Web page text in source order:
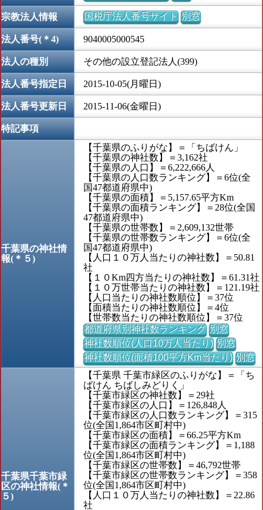
宗教法人情報 国税庁法人番号サイト 別窓
法人番号(＊4) 9040005000545
法人の種別 その他の設立登記法人(399)
法人番号指定日 2015-10-05(月曜日)
法人番号更新日 2015-11-06(金曜日)
特記事項
千葉県の神社情
報(＊５)
【千葉県のふりがな】＝「ちばけん」
【千葉県の神社数】＝3,162社
【千葉県の人口】＝6,222,666人
【千葉県の人口数ランキング】＝6位(全
国47都道府県中)
【千葉県の面積】＝5,157.65平方Km
【千葉県の面積ランキング】＝28位(全国
47都道府県中)
【千葉県の世帯数】＝2,609,132世帯
【千葉県の世帯数ランキング】＝6位(全
国47都道府県中)
【人口１０万人当たりの神社数】＝50.81
社
【１０Km四方当たりの神社数】＝61.31社
【１０万世帯当たりの神社数】＝121.19社
【人口当たりの神社数順位】＝37位
【面積当たりの神社数順位】＝4位
【世帯数当たりの神社数順位】＝37位
都道府県別神社数ランキング 別窓
神社数順位(人口10万人当たり) 別窓
神社数順位(面積100平方Km当たり) 別窓
千葉県千葉市緑
区の神社情報(＊
５)
【千葉県 千葉市緑区のふりがな】＝「ち
ばけん ちばしみどりく」
【千葉市緑区の神社数】＝29社
【千葉市緑区の人口】＝126,848人
【千葉市緑区の人口数ランキング】＝315
位(全国1,864市区町村中)
【千葉市緑区の面積】＝66.25平方Km
【千葉市緑区の面積ランキング】＝1,188
位(全国1,864市区町村中)
【千葉市緑区の世帯数】＝46,792世帯
【千葉市緑区の世帯数ランキング】＝358
位(全国1,864市区町村中)
【人口１０万人当たりの神社数】＝22.86
社